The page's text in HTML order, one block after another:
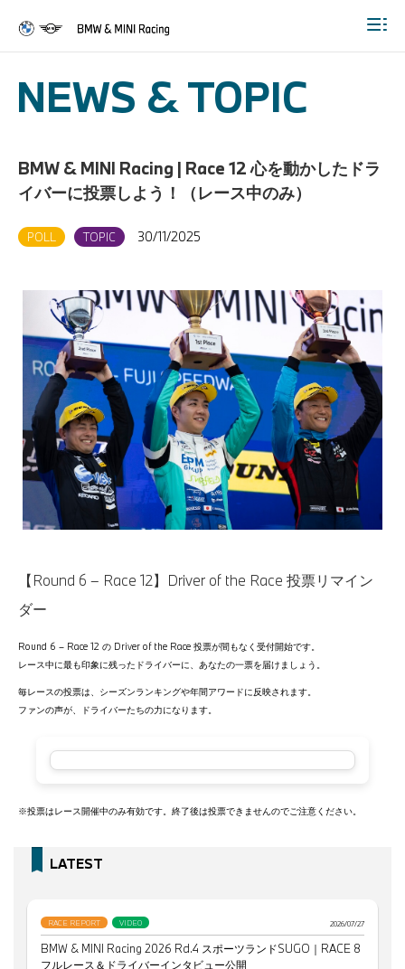
NEWS & TOPIC
BMW & MINI Racing | Race 12 心を動かしたドラ
イバーに投票しよう！（レース中のみ）
POLL TOPIC 30/11/2025
【Round 6 – Race 12】Driver of the Race 投票リマイン
ダー
Round 6 – Race 12 の Driver of the Race 投票が間もなく受付開始です。
レース中に最も印象に残ったドライバーに、あなたの一票を届けましょう。
毎レースの投票は、シーズンランキングや年間アワードに反映されます。
ファンの声が、ドライバーたちの力になります。
※投票はレース開催中のみ有効です。終了後は投票できませんのでご注意ください。
LATEST
RACE REPORT VIDEO 2026/07/27
BMW & MINI Racing 2026 Rd.4 スポーツランドSUGO｜RACE 8
フルレース＆ドライバーインタビュー公開